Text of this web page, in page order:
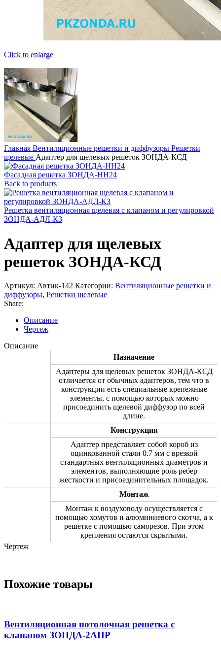
Click to enlarge
Главная Вентиляционные решетки и диффузоры Решетки
щелевые Адаптер для щелевых решеток ЗОНДА-КСД
Фасадная решетка ЗОНДА-НН24
Back to products
Решетка вентиляционная щелевая с клапаном и регулировкой
ЗОНДА-АДЛ-КЗ
Адаптер для щелевых
решеток ЗОНДА-КСД
Артикул: Автик-142 Категории: Вентиляционные решетки и
диффузоры, Решетки щелевые
Share:
Описание
Чертеж
Описание
Назначение
Адаптеры для щелевых решеток ЗОНДА-КСД
отличается от обычных адаптеров, тем что в
конструкции есть специальные крепежные
элементы, с помощью которых можно
присоединить щелевой диффузор по всей
длине.
Конструкция
Адаптер представляет собой короб из
оцинкованной стали 0.7 мм с врезкой
стандартных вентиляционных диаметров и
элементов, выполняющие роль ребер
жесткости и присоединительных площадок.
Монтаж
Монтаж к воздуховоду осуществляется с
помощью хомутов и алюминиевого скотча, а к
решетке с помощью саморезов. При этом
крепления остаются скрытыми.
Чертеж
Похожие товары
Вентиляционная потолочная решетка с
клапаном ЗОНДА-2АПР